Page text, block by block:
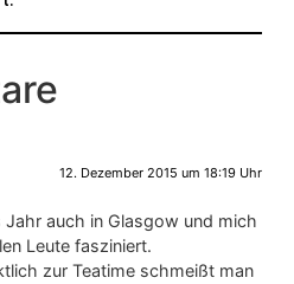
12. Dezember 2015 um 18:19 Uhr
Jahr auch in Glasgow und mich
Leute fasziniert.
zur Teatime schmeißt man